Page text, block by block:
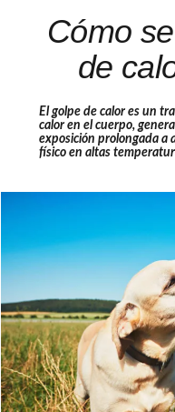
Cómo
de
El golpe de calor es un
calor en el cuerpo,
exposición prolongada a
físico en altas